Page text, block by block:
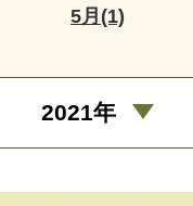
5月(1)
2021年